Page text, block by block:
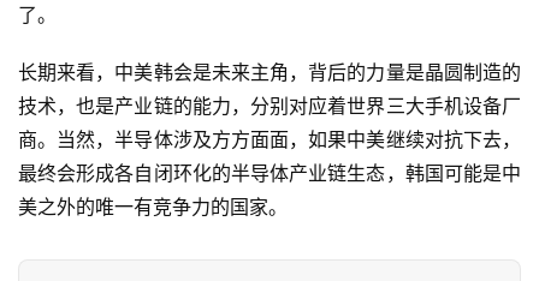
了。
长期来看，中美韩会是未来主角，背后的力量是晶圆制造的
技术，也是产业链的能力，分别对应着世界三大手机设备厂
商。当然，半导体涉及方方面面，如果中美继续对抗下去，
最终会形成各自闭环化的半导体产业链生态，韩国可能是中
美之外的唯一有竞争力的国家。